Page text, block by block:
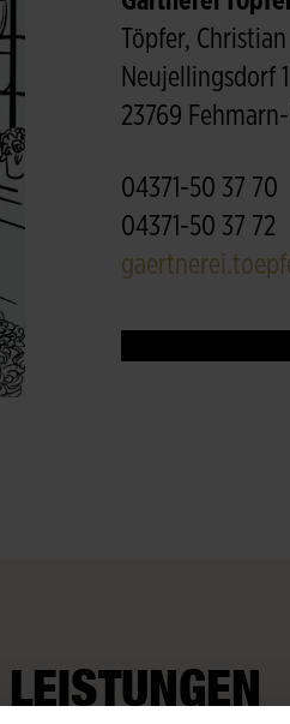
Töpfer, Christian
Neujellingsdorf 1
23769
04371-50 37 70
04371-50 37 72